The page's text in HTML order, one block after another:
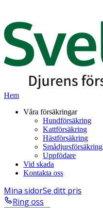
Hem
Våra försäkringar
Hundförsäkring
Kattförsäkring
Hästförsäkring
Smådjursförsäkring
Uppfödare
Vid skada
Kontakta oss
Mina sidorSe ditt pris
Ring oss